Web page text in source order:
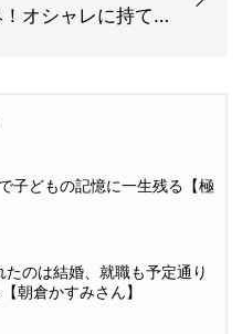
オシャレに持てる
子どもの記憶に一生残る【極
のは結婚、就職も予定通り
朝倉かすみさん】